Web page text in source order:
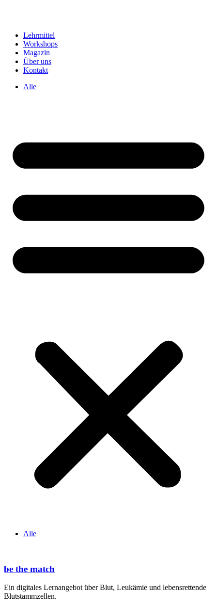
Lehrmittel
Workshops
Magazin
Über uns
Kontakt
Alle
Alle
be the match
Ein digitales Lernangebot über Blut, Leukämie und lebensrettende
Blutstammzellen.